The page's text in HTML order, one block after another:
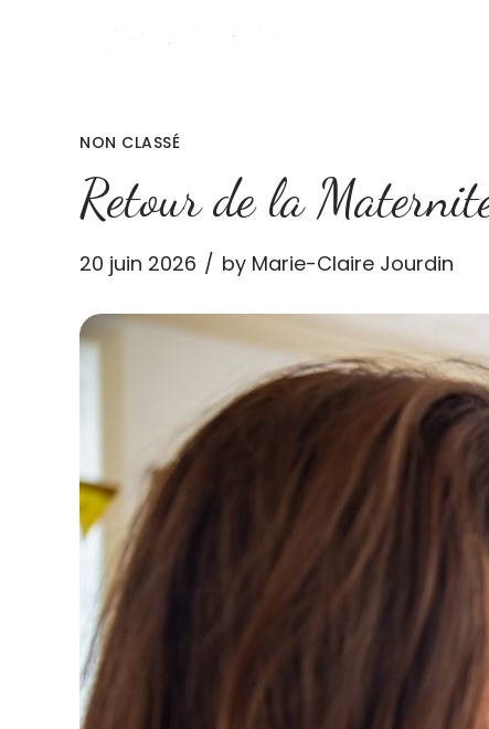
NON CLASSÉ
Retour de la
20 juin 2026 by Marie-Claire Jourdin